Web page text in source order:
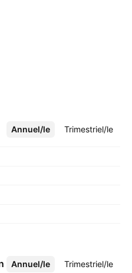
Annuel/le Trimestriel/le
Plus
Annuel/le Trimestriel/le
Plus